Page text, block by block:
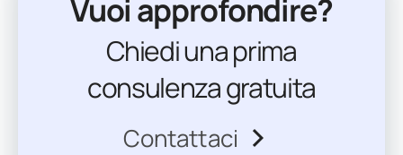
Vuoi approfondire?
Chiedi una prima
consulenza gratuita
Contattaci